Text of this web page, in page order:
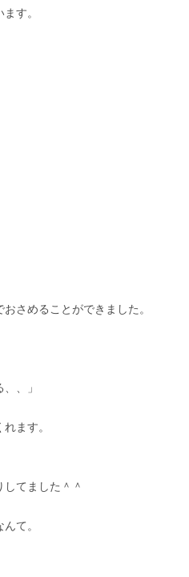
す。
さめることができました。
、」
ます。
てました＾＾
て。